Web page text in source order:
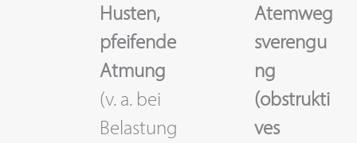
Husten,
pfeifende
Atmung
(v. a. bei
Belastung
Atemweg
sverengu
ng
(obstrukti
ves